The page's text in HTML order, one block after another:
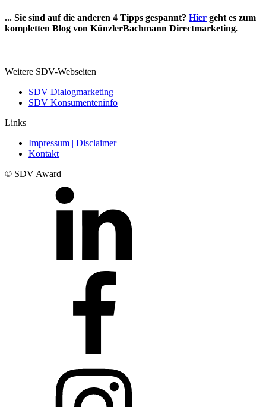
... Sie sind auf die anderen 4 Tipps gespannt? Hier geht es zum
kompletten Blog von KünzlerBachmann Directmarketing.
Weitere SDV-Webseiten
SDV Dialogmarketing
SDV Konsumenteninfo
Links
Impressum | Disclaimer
Kontakt
© SDV Award